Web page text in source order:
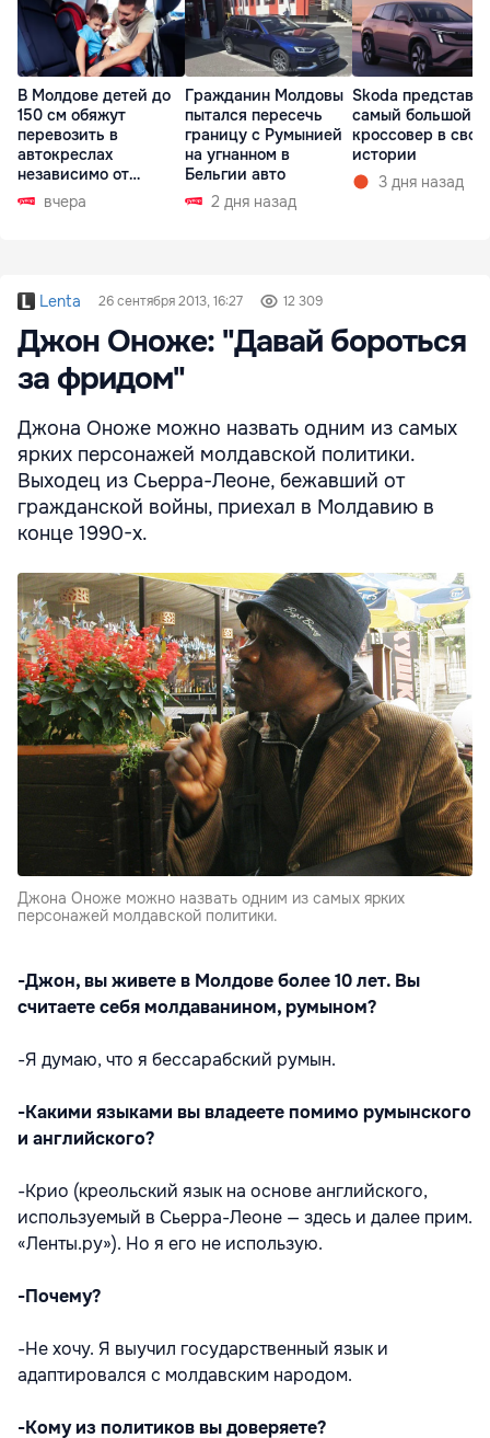
В Молдове детей до
150 см обяжут
перевозить в
автокреслах
независимо от
возраста
вчера
Гражданин Молдовы
пытался пересечь
границу с Румынией
на угнанном в
Бельгии авто
2 дня назад
Skoda
самый большой
кроссовер в
истории
3 дня назад
Lenta 26 сентября 2013, 16:27 12 309
Джон Оноже: "Давай бороться
за фридом"
Джона Оноже можно назвать одним из самых
ярких персонажей молдавской политики.
Выходец из Сьерра-Леоне, бежавший от
гражданской войны, приехал в Молдавию в
конце 1990-х.
Джона Оноже можно назвать одним из самых ярких
персонажей молдавской политики.
-Джон, вы живете в Молдове более 10 лет. Вы
считаете себя молдаванином, румыном?
-Я думаю, что я бессарабский румын.
-Какими языками вы владеете помимо румынского
и английского?
-Крио (креольский язык на основе английского,
используемый в Сьерра-Леоне — здесь и далее прим.
«Ленты.ру»). Но я его не использую.
-Почему?
-Не хочу. Я выучил государственный язык и
адаптировался с молдавским народом.
-Кому из политиков вы доверяете?